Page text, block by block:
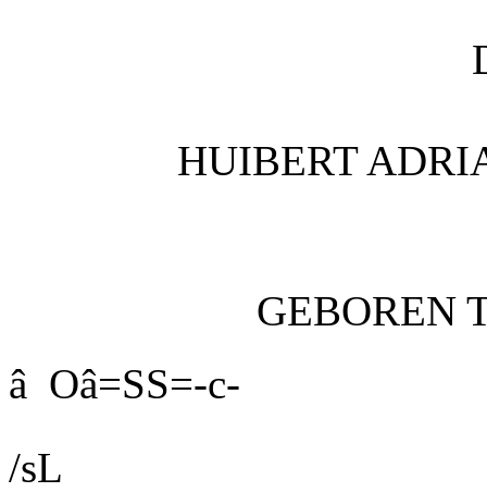
HUIBERT
GEBOREN
â Oâ=SS=-c-
/sL